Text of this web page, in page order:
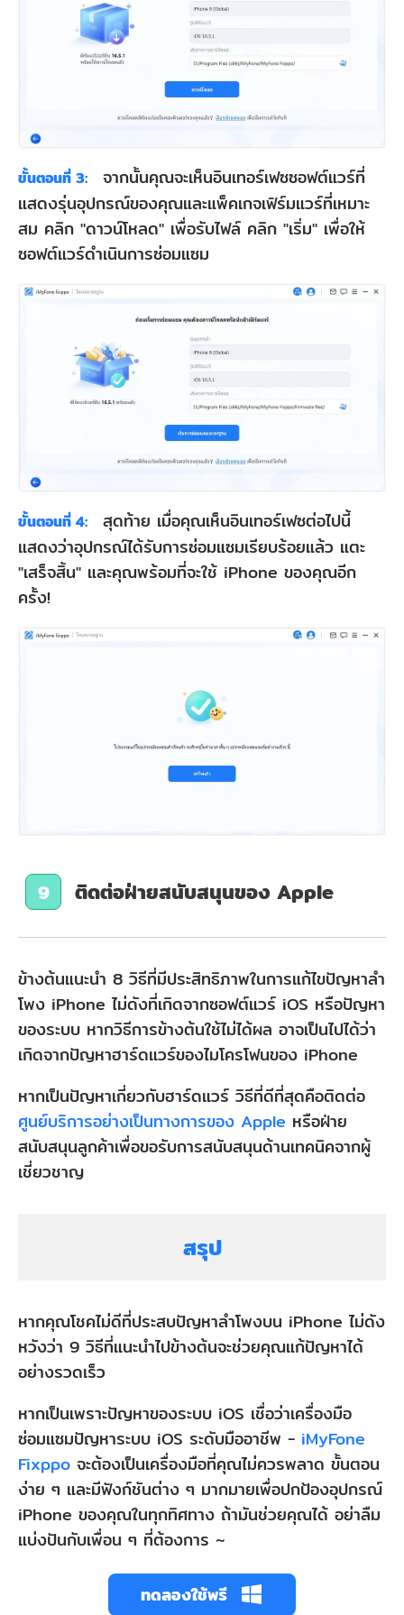
ขั้นตอนที่ 3:
จากนั้นคุณจะเห็นอินเทอร์เฟซซอฟต์แวร์ที่
แสดงรุ่นอุปกรณ์ของคุณและแพ็คเกจเฟิร์มแวร์ที่เหมาะ
สม คลิก "ดาวน์โหลด" เพื่อรับไฟล์ คลิก "เริ่ม" เพื่อให้
ซอฟต์แวร์ดำเนินการซ่อมแซม
ขั้นตอนที่ 4:
สุดท้าย เมื่อคุณเห็นอินเทอร์เฟซต่อไปนี้
แสดงว่าอุปกรณ์ได้รับการซ่อมแซมเรียบร้อยแล้ว แตะ
"เสร็จสิ้น" และคุณพร้อมที่จะใช้ iPhone ของคุณอีก
ครั้ง!
9 ติดต่อฝ่ายสนับสนุนของ Apple
ข้างต้นแนะนำ 8 วิธีที่มีประสิทธิภาพในการแก้ไขปัญหาลํา
โพง iPhone ไม่ดังที่เกิดจากซอฟต์แวร์ iOS หรือปัญหา
ของระบบ หากวิธีการข้างต้นใช้ไม่ได้ผล อาจเป็นไปได้ว่า
เกิดจากปัญหาฮาร์ดแวร์ของไมโครโฟนของ iPhone
หากเป็นปัญหาเกี่ยวกับฮาร์ดแวร์ วิธีที่ดีที่สุดคือติดต่อ
ศูนย์บริการอย่างเป็นทางการของ Apple หรือฝ่าย
สนับสนุนลูกค้าเพื่อขอรับการสนับสนุนด้านเทคนิคจากผู้
เชี่ยวชาญ
สรุป
หากคุณโชคไม่ดีที่ประสบปัญหาลําโพงบน iPhone ไม่ดัง
หวังว่า 9 วิธีที่แนะนำไปข้างต้นจะช่วยคุณแก้ปัญหาได้
อย่างรวดเร็ว
หากเป็นเพราะปัญหาของระบบ iOS เชื่อว่าเครื่องมือ
ซ่อมแซมปัญหาระบบ iOS ระดับมืออาชีพ - iMyFone
Fixppo จะต้องเป็นเครื่องมือที่คุณไม่ควรพลาด ขั้นตอน
ง่าย ๆ และมีฟังก์ชันต่าง ๆ มากมายเพื่อปกป้องอุปกรณ์
iPhone ของคุณในทุกทิศทาง ถ้ามันช่วยคุณได้ อย่าลืม
แบ่งปันกับเพื่อน ๆ ที่ต้องการ ~
ทดลองใช้พรี